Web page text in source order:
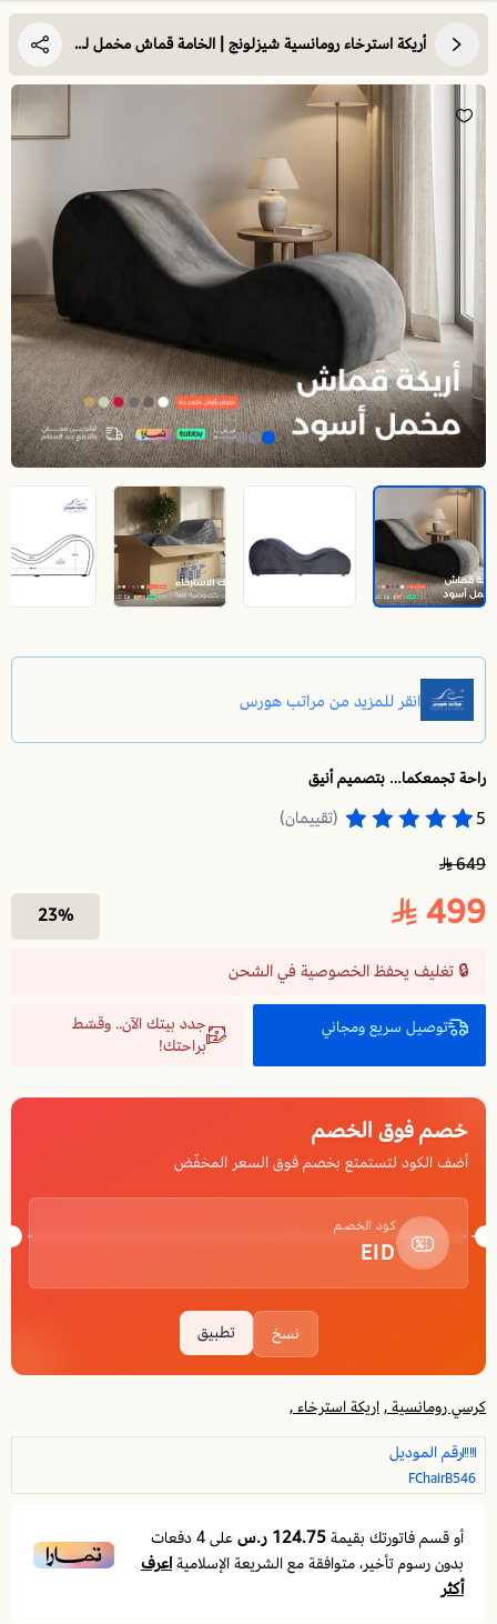
أريكة استرخاء رومانسية شيزلونج | الخامة قماش مخمل لون اسود | متانة مضمونة وتحمل فائق
أريكة استرخاء رومانسية شيزلونج | الخامة قماش
راحة تجمعكما… بتصميم أنيق
5
(تقييمان)
649
499
23%
🔒 تغليف يحفظ الخصوصية في الشحن
توصيل سريع ومجاني
جدد بيتك الآن.. وقسّط
براحتك!
خصم فوق الخصم
أضف الكود لتستمتع بخصم فوق السعر المخفّض
كود الخصم
EID
نسخ تطبيق
كرسي رومانسية ,اريكة استرخاء ,
رقم الموديل
FChairB546
أو قسم فاتورتك بقيمة124.75 ر.س على4دفعات
بدون رسوم تأخير، متوافقة مع الشريعة الإسلاميةاعرف
أكثر